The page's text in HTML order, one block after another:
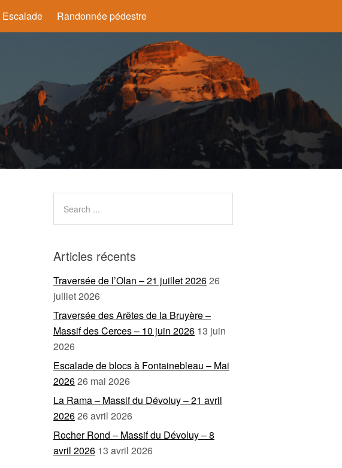
Escalade Randonnée pédestre
Articles récents
Traversée de l’Olan – 21 juillet 202626
juillet 2026
Traversée des Arêtes de la Bruyère –
Massif des Cerces – 10 juin 2026 13 juin
2026
Escalade de blocs à Fontainebleau – Mai
202626 mai 2026
La Rama – Massif du Dévoluy – 21 avril
202626 avril 2026
Rocher Rond – Massif du Dévoluy – 8
avril 2026 13 avril 2026